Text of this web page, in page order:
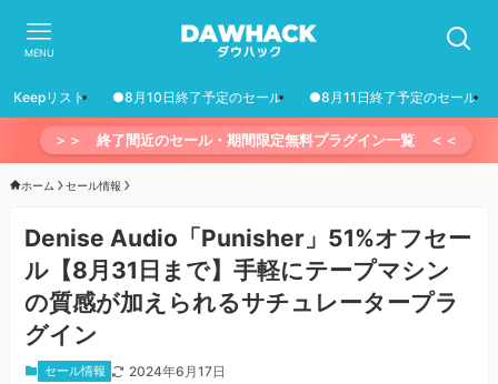
MENU
Keepリスト ●8月10日終了予定のセール ●8月11日終了予定のセール
＞＞ 終了間近のセール・期間限定無料プラグイン一覧 ＜＜
ホーム セール情報
Denise Audio「Punisher」51%オフセー
ル【8月31日まで】手軽にテープマシン
の質感が加えられるサチュレータープラ
グイン
セール情報 2024年6月17日